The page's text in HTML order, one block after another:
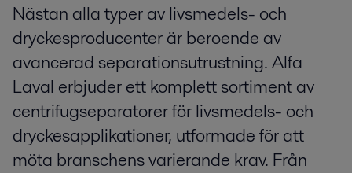
Nästan alla typer av livsmedels- och
dryckesproducenter är beroende av
avancerad separationsutrustning. Alfa
Laval erbjuder ett komplett sortiment av
centrifugseparatorer för livsmedels- och
dryckesapplikationer, utformade för att
möta branschens varierande krav. Från